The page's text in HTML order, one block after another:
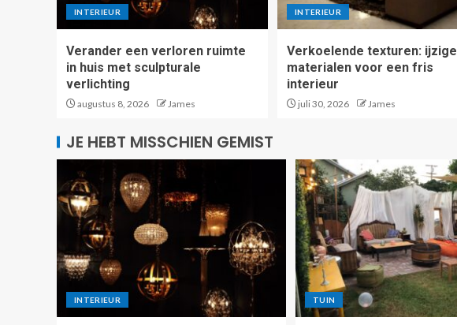
INTERIEUR
Verander een verloren ruimte
in huis met sculpturale
verlichting
augustus 8, 2026 James
INTERIEUR
Verkoelende texturen: ijzige
materialen voor een fris
interieur
juli 30, 2026 James
JE HEBT MISSCHIEN GEMIST
INTERIEUR TUIN